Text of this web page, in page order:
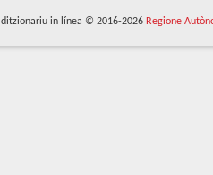
ditzionariu in línea © 2016-2026 Regione